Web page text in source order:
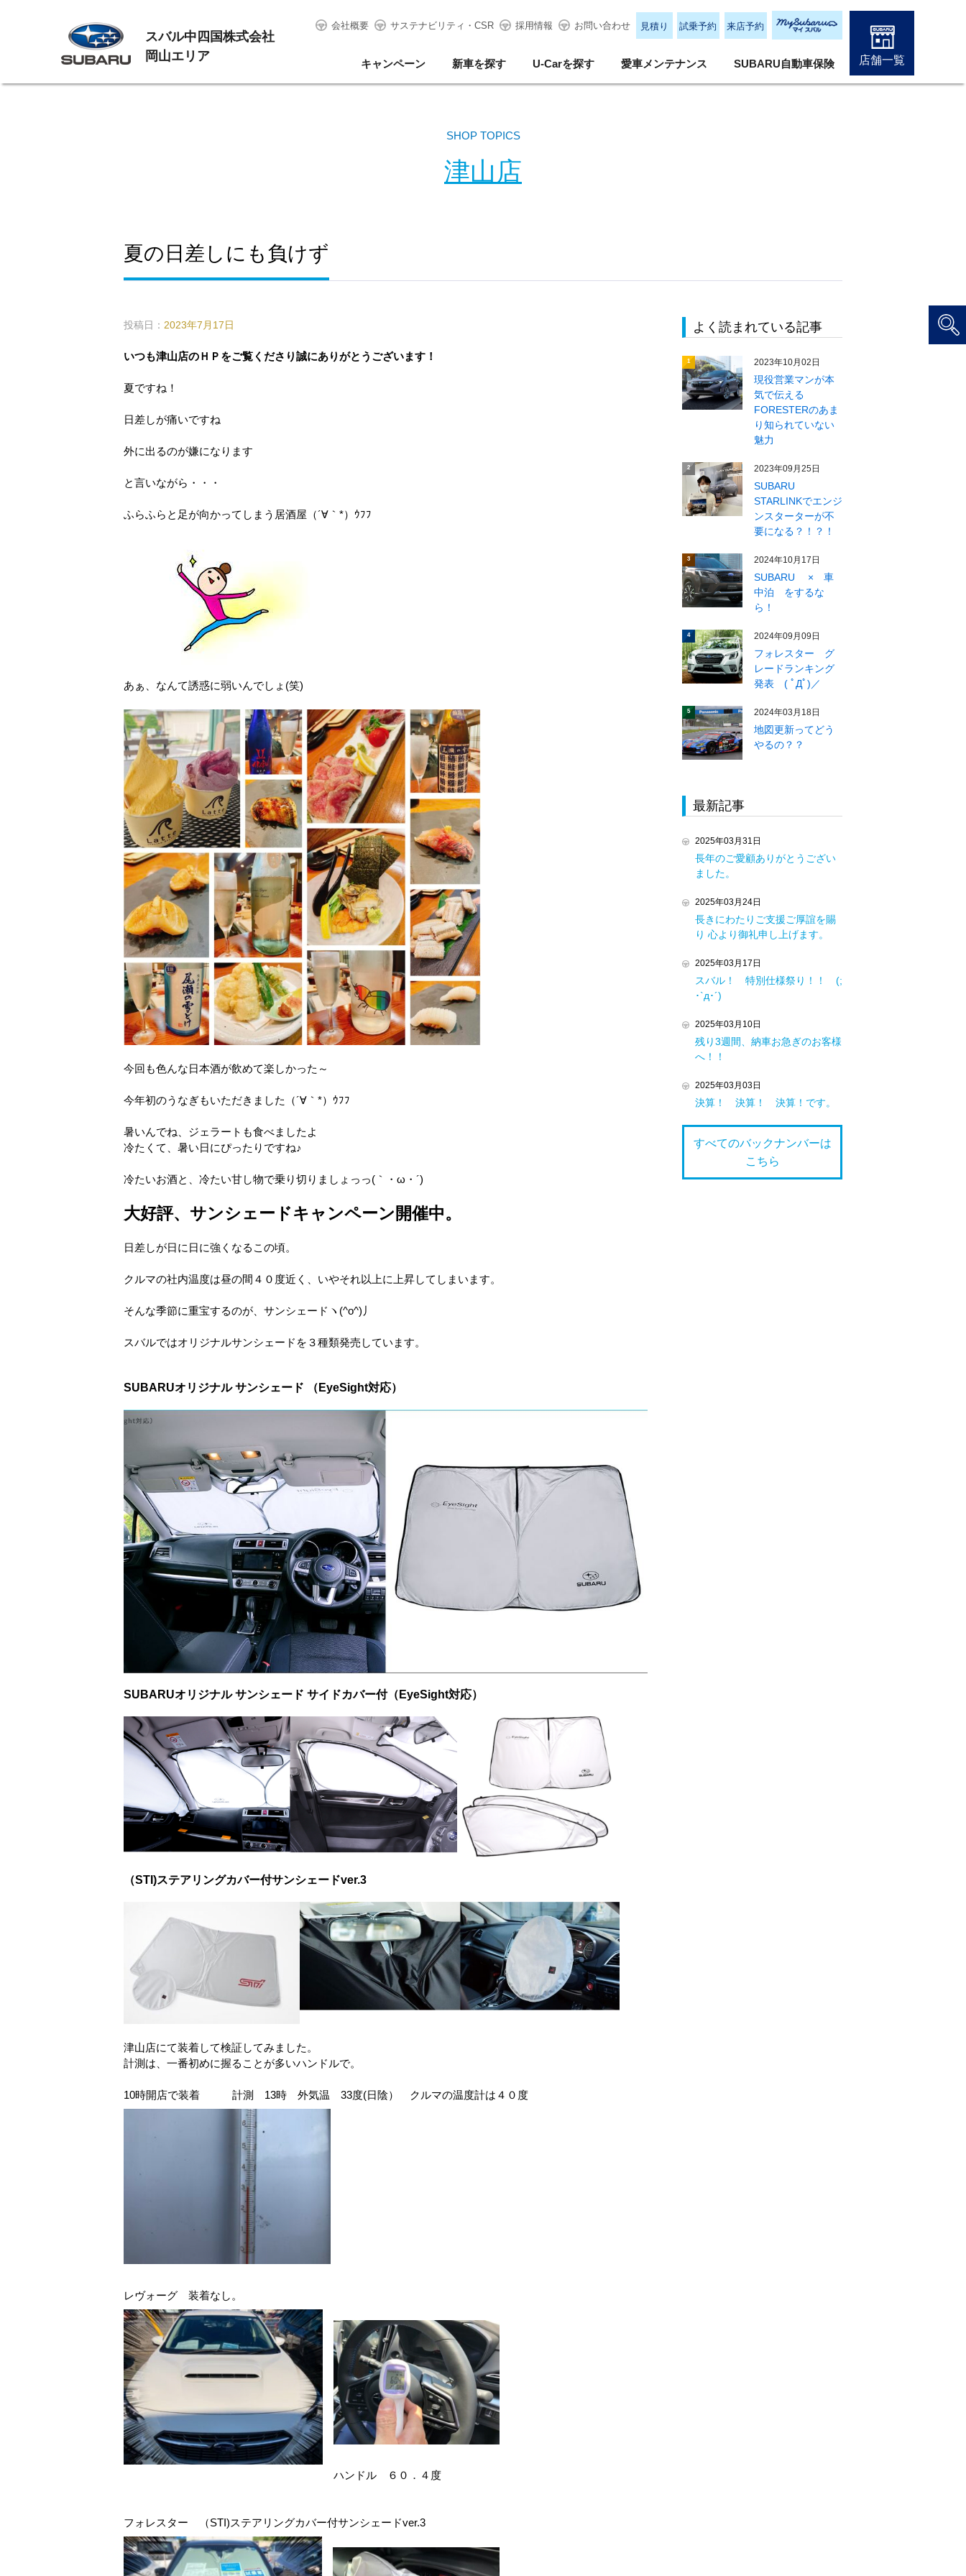
スバル中四国株式会社
岡山エリア
会社概要 サステナビリティ・CSR 採用情報 お問い合わせ 見積り 試乗予約 来店予約
キャンペーン 新車を探す U-Carを探す 愛車メンテナンス SUBARU自動車保険 店舗一覧
SHOP TOPICS
津山店
夏の日差しにも負けず
投稿日： 2023年7月17日
いつも津山店のＨＰをご覧くださり誠にありがとうございます！
夏ですね！
日差しが痛いですね
外に出るのが嫌になります
と言いながら・・・
ふらふらと足が向かってしまう居酒屋（´∀｀*）ｳﾌﾌ
あぁ、なんて誘惑に弱いんでしょ(笑)
今回も色んな日本酒が飲めて楽しかった～
今年初のうなぎもいただきました（´∀｀*）ｳﾌﾌ
暑いんでね、ジェラートも食べましたよ
冷たくて、暑い日にぴったりですね♪
冷たいお酒と、冷たい甘し物で乗り切りましょっっ(｀・ω・´)ゞ
大好評、サンシェードキャンペーン開催中。
日差しが日に日に強くなるこの頃。
クルマの社内温度は昼の間４０度近く、いやそれ以上に上昇してしまいます。
そんな季節に重宝するのが、サンシェードヽ(^o^)丿
スバルではオリジナルサンシェードを３種類発売しています。
SUBARUオリジナル サンシェード （EyeSight対応）
SUBARUオリジナル サンシェード サイドカバー付（EyeSight対応）
（STI)ステアリングカバー付サンシェードver.3
津山店にて装着して検証してみました。
計測は、一番初めに握ることが多いハンドルで。
10時開店で装着 計測 13時 外気温 33度(日陰） クルマの温度計は４０度
レヴォーグ 装着なし。
ハンドル ６０．４度
フォレスター （STI)ステアリングカバー付サンシェードver.3
よく読まれている記事
1 2023年10月02日
現役営業マンが本
気で伝える
FORESTERのあま
り知られていない
魅力
2 2023年09月25日
SUBARU
STARLINKでエンジ
ンスターターが不
要になる？！？！
3 2024年10月17日
SUBARU × 車
中泊 をするな
ら！
4 2024年09月09日
フォレスター グ
レードランキング
発表 ( ﾟДﾟ)／
5 2024年03月18日
地図更新ってどう
やるの？？
最新記事
2025年03月31日
長年のご愛顧ありがとうござい
ました。
2025年03月24日
長きにわたりご支援ご厚誼を賜
り 心より御礼申し上げます。
2025年03月17日
スバル！ 特別仕様祭り！！ (;
･`д･´)
2025年03月10日
残り3週間、納車お急ぎのお客様
へ！！
2025年03月03日
決算！ 決算！ 決算！です。
すべてのバックナンバーは
こちら